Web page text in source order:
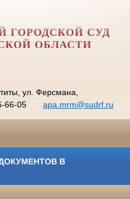
ГОРОДСКОЙ СУД
ОБЛАСТИ
ул. Ферсмана,
66-05 apa.mrm@sudrf.ru
В